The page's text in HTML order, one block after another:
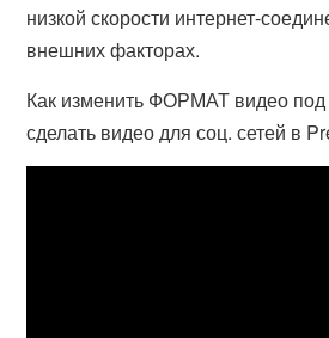
низкой скорости интернет-
внешних факторах.
Как изменить ФОРМАТ видео
сделать видео для соц. сетей в